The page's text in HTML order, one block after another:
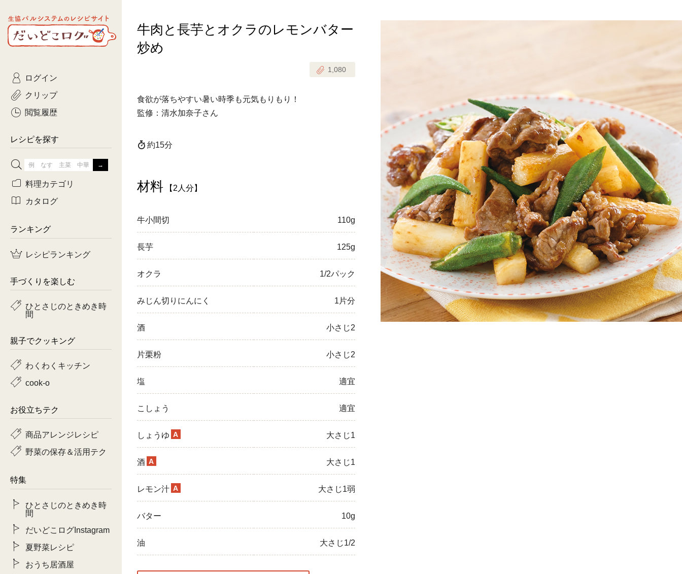
生協パルシステムのレシピ
サイト
だいどこログ
牛肉と長芋とオクラのレモンバター
炒め
1,080
食欲が落ちやすい暑い時季も元気もりもり！
監修：清水加奈子さん
約15分
材料 【2人分】
牛小間切 110g
長芋 125g
オクラ 1/2パック
みじん切りにんにく 1片分
酒 小さじ2
片栗粉 小さじ2
塩 適宜
こしょう 適宜
しょうゆ A 大さじ1
酒 A 大さじ1
レモン汁 A 大さじ1弱
バター 10g
油 大さじ1/2
ログイン
クリップ
閲覧履歴
レシピを探す
ひとさじのときめき時間
3日分ごはんセット（2人分）
トマト たまねぎ
料理カテゴリ
主菜 副菜
おつまみ おやつ・デザート
カタログ
コトコト
ぷれーんぺいじ
ランキング
レシピランキング
手づくりを楽しむ
ひとさじのときめき時
間
親子でクッキング
わくわくキッチン
cook-o
お役立ちテク
商品アレンジレシピ
野菜の保存＆活用テク
特集
ひとさじのときめき時
間
だいどこログInstagram
夏野菜レシピ
おうち居酒屋